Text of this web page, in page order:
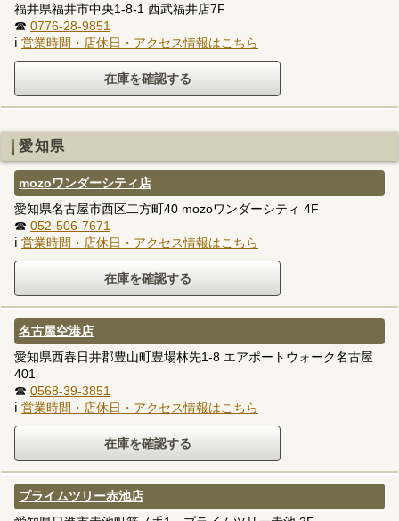
福井県福井市中央1-8-1 西武福井店7F
☎ 0776-28-9851
ℹ 営業時間・店休日・アクセス情報はこちら
愛知県
mozoワンダーシティ店
愛知県名古屋市西区二方町40 mozoワンダーシティ 4F
☎ 052-506-7671
ℹ 営業時間・店休日・アクセス情報はこちら
名古屋空港店
愛知県西春日井郡豊山町豊場林先1-8 エアポートウォーク名古屋
401
☎ 0568-39-3851
ℹ 営業時間・店休日・アクセス情報はこちら
プライムツリー赤池店